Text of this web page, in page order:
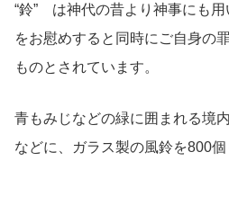
“鈴” は神代の昔より神事にも
をお慰めすると同時にご自身の
ものとされています。
青もみじなどの緑に囲まれる境
などに、ガラス製の風鈴を800個